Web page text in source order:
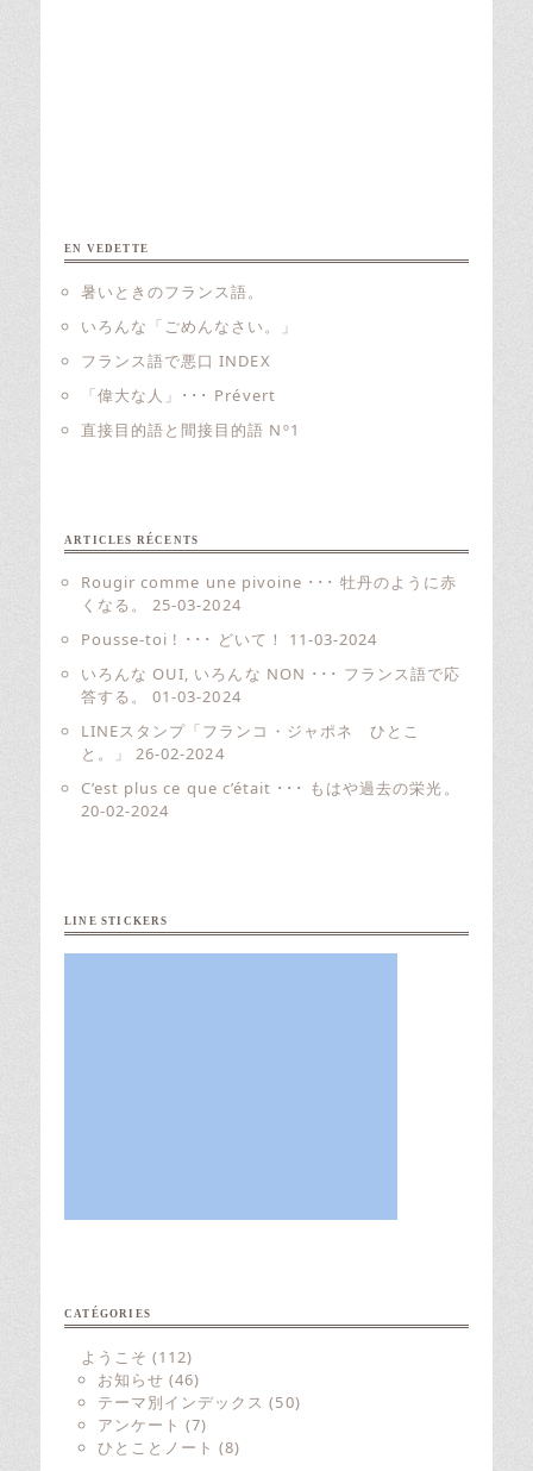
EN VEDETTE
暑いときのフランス語。
いろんな「ごめんなさい。」
フランス語で悪口 INDEX
「偉大な人」･･･ Prévert
直接目的語と間接目的語 Nº1
ARTICLES RÉCENTS
Rougir comme une pivoine ･･･ 牡丹のように赤
くなる。
25-03-2024
Pousse-toi ! ･･･ どいて！
11-03-2024
いろんな OUI, いろんな NON ･･･ フランス語で応
答する。
01-03-2024
LINEスタンプ「フランコ・ジャポネ ひとこ
と。」
26-02-2024
C’est plus ce que c’était ･･･ もはや過去の栄光。
20-02-2024
LINE STICKERS
CATÉGORIES
ようこそ (112)
お知らせ (46)
テーマ別インデックス (50)
アンケート (7)
ひとことノート (8)